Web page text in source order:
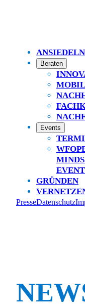
ANSIEDELN
Beraten
Events
GRÜNDEN
PresseDatenschutz